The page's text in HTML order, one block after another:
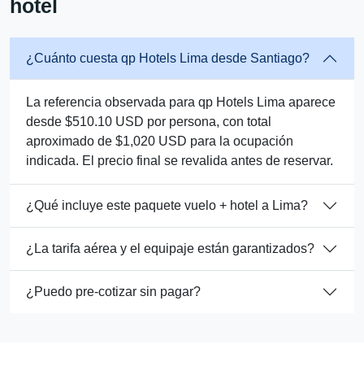
hotel
¿Cuánto cuesta qp Hotels Lima desde Santiago?
La referencia observada para qp Hotels Lima aparece
desde $510.10 USD por persona, con total
aproximado de $1,020 USD para la ocupación
indicada. El precio final se revalida antes de reservar.
¿Qué incluye este paquete vuelo + hotel a Lima?
¿La tarifa aérea y el equipaje están garantizados?
¿Puedo pre-cotizar sin pagar?